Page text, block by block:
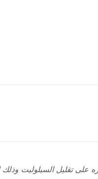
على تقليل السيلوليت وذلك